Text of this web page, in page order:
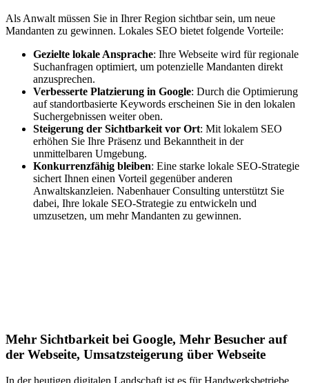
Als Anwalt müssen Sie in Ihrer Region sichtbar sein, um neue
Mandanten zu gewinnen. Lokales SEO bietet folgende Vorteile:
Gezielte lokale Ansprache: Ihre Webseite wird für regionale
Suchanfragen optimiert, um potenzielle Mandanten direkt
anzusprechen.
Verbesserte Platzierung in Google: Durch die Optimierung
auf standortbasierte Keywords erscheinen Sie in den lokalen
Suchergebnissen weiter oben.
Steigerung der Sichtbarkeit vor Ort: Mit lokalem SEO
erhöhen Sie Ihre Präsenz und Bekanntheit in der
unmittelbaren Umgebung.
Konkurrenzfähig bleiben: Eine starke lokale SEO-Strategie
sichert Ihnen einen Vorteil gegenüber anderen
Anwaltskanzleien. Nabenhauer Consulting unterstützt Sie
dabei, Ihre lokale SEO-Strategie zu entwickeln und
umzusetzen, um mehr Mandanten zu gewinnen.
Mehr Sichtbarkeit bei Google, Mehr Besucher auf
der Webseite, Umsatzsteigerung über Webseite